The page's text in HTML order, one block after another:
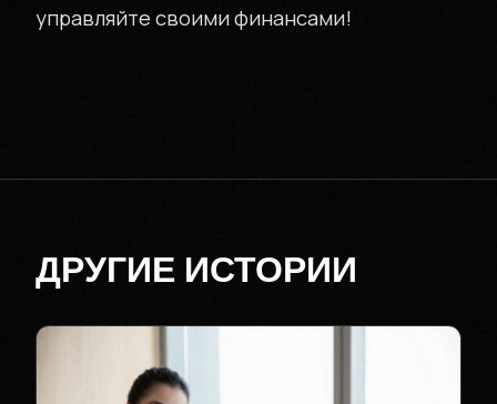
управляйте своими финансами!
ДРУГИЕ ИСТОРИИ